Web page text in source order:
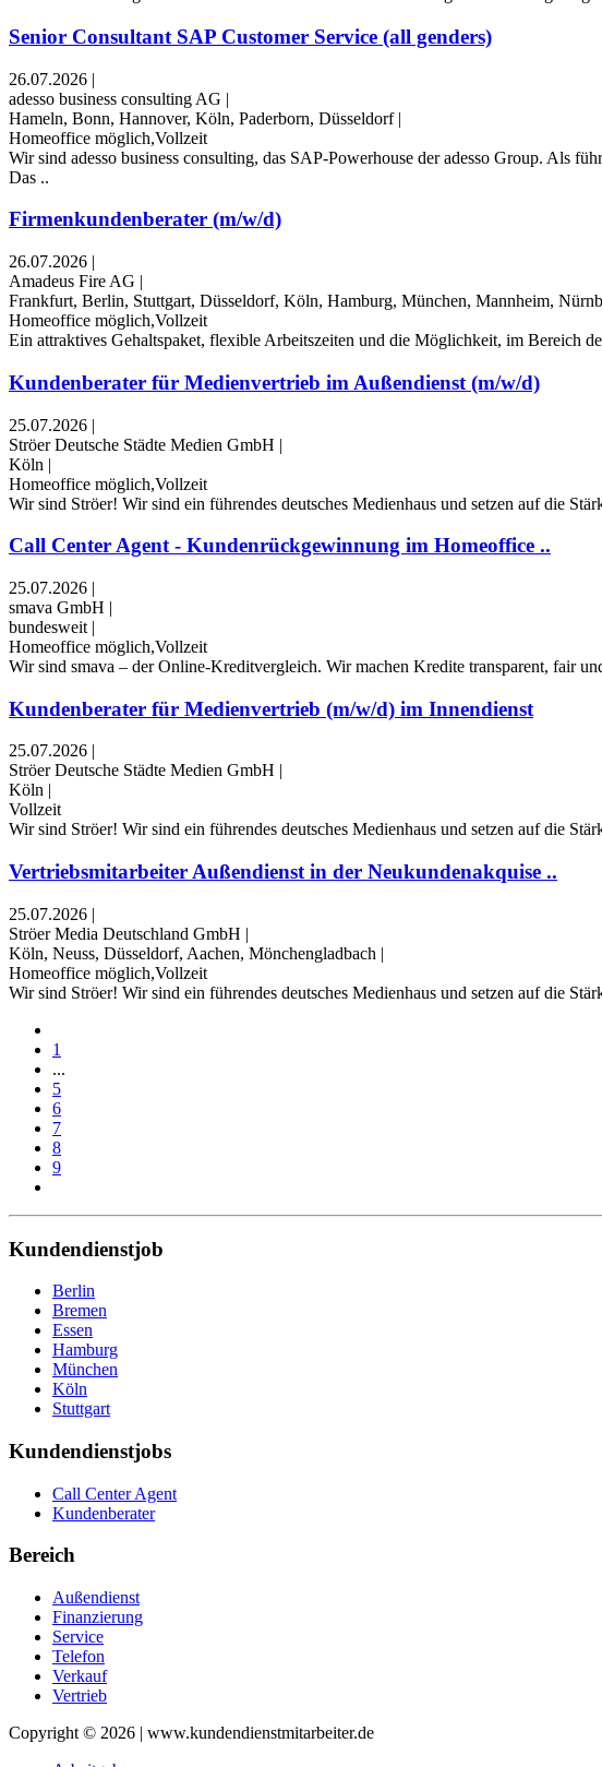
Senior Consultant SAP Customer Service (all genders)
26.07.2026 |
adesso business consulting AG |
Hameln, Bonn, Hannover, Köln, Paderborn, Düsseldorf |
Homeoffice möglich,Vollzeit
Wir sind adesso business consulting, das SAP-Powerhouse der adesso Group. Als
Das ..
Firmenkundenberater (m/w/d)
26.07.2026 |
Amadeus Fire AG |
Frankfurt, Berlin, Stuttgart, Düsseldorf, Köln, Hamburg, München, Mannheim,
Homeoffice möglich,Vollzeit
Ein attraktives Gehaltspaket, flexible Arbeitszeiten und die Möglichkeit, im Bereich
Kundenberater für Medienvertrieb im Außendienst (m/w/d)
25.07.2026 |
Ströer Deutsche Städte Medien GmbH |
Köln |
Homeoffice möglich,Vollzeit
Wir sind Ströer! Wir sind ein führendes deutsches Medienhaus und setzen auf die
Call Center Agent - Kundenrückgewinnung im Homeoffice ..
25.07.2026 |
smava GmbH |
bundesweit |
Homeoffice möglich,Vollzeit
Wir sind smava – der Online-Kreditvergleich. Wir machen Kredite transparent, fair
Kundenberater für Medienvertrieb (m/w/d) im Innendienst
25.07.2026 |
Ströer Deutsche Städte Medien GmbH |
Köln |
Vollzeit
Wir sind Ströer! Wir sind ein führendes deutsches Medienhaus und setzen auf die
Vertriebsmitarbeiter Außendienst in der Neukundenakquise ..
25.07.2026 |
Ströer Media Deutschland GmbH |
Köln, Neuss, Düsseldorf, Aachen, Mönchengladbach |
Homeoffice möglich,Vollzeit
Wir sind Ströer! Wir sind ein führendes deutsches Medienhaus und setzen auf die
1
...
5
6
7
8
9
Kundendienstjob
Berlin
Bremen
Essen
Hamburg
München
Köln
Stuttgart
Kundendienstjobs
Call Center Agent
Kundenberater
Bereich
Außendienst
Finanzierung
Service
Telefon
Verkauf
Vertrieb
Copyright © 2026 | www.kundendienstmitarbeiter.de